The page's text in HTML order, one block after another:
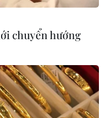
chuyển hướng